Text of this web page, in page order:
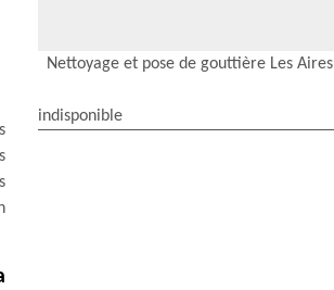
Nettoyage et pose de gouttière Les Aires
indisponible